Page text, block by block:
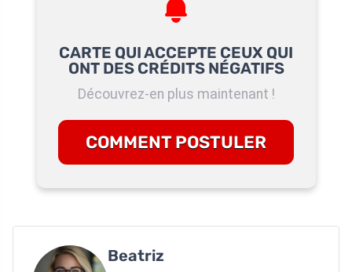
CARTE QUI ACCEPTE CEUX QUI
ONT DES CRÉDITS NÉGATIFS
Découvrez-en plus maintenant !
COMMENT POSTULER
Beatriz